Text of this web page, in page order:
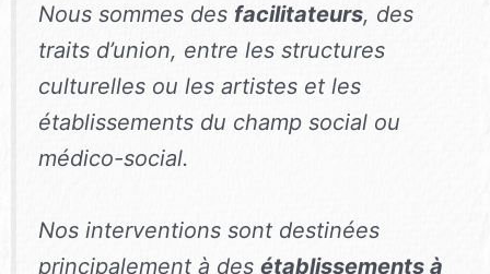
Nous sommes des facilitateurs, des
traits d’union, entre les structures
culturelles ou les artistes et les
établissements du champ social ou
médico-social.
Nos interventions sont destinées
principalement à des établissements à